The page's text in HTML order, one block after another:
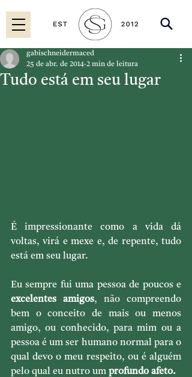
Tudo está em seu lugar
gabischneidermaced
25 de abr. de 2014 2 min de leitura
É impressionante como a vida dá
voltas, virá e mexe e, de repente, tudo
está em seu lugar.
excelentes amigos, não compreendo
bem o conceito de mais ou menos
amigo, ou conhecido, para mim ou a
pessoa é um ser humano normal para o
qual devo o meu respeito, ou é alguém
pelo qual eu nutro um profundo afeto.